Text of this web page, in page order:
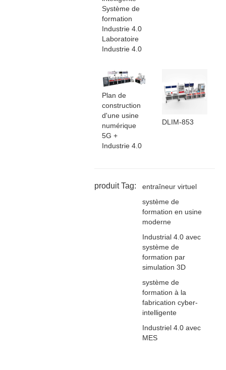
Système de
formation
Industrie 4.0
Laboratoire
Industrie 4.0
Plan de
construction
d'une usine
numérique
5G +
Industrie 4.0
DLIM-853
produit Tag:
entraîneur virtuel
système de
formation en usine
moderne
Industrial 4.0 avec
système de
formation par
simulation 3D
système de
formation à la
fabrication cyber-
intelligente
Industriel 4.0 avec
MES